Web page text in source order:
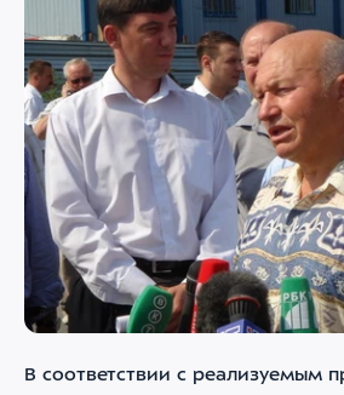
В соответствии с реализуемым